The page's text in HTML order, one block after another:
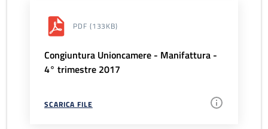
PDF (133KB)
Congiuntura Unioncamere - Manifattura -
4° trimestre 2017
SCARICA FILE